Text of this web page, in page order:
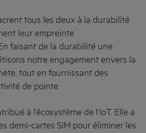
tous les deux à la durabilité
leur empreinte
faisant de la durabilité une
notre engagement envers la
tout en fournissant des
de pointe.
à l’écosystème de l’IoT. Elle a
demi-cartes SIM pour éliminer les